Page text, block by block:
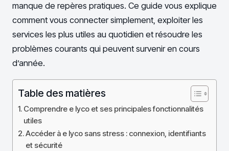
manque de repères pratiques. Ce guide vous explique
comment vous connecter simplement, exploiter les
services les plus utiles au quotidien et résoudre les
problèmes courants qui peuvent survenir en cours
d’année.
Table des matières
Comprendre e lyco et ses principales fonctionnalités
utiles
Accéder à e lyco sans stress : connexion, identifiants
et sécurité